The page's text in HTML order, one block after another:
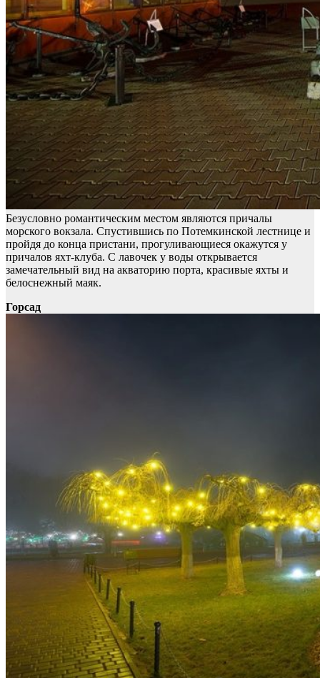
Безусловно романтическим местом являются причалы
морского вокзала. Спустившись по Потемкинской лестнице и
пройдя до конца пристани, прогуливающиеся окажутся у
причалов яхт-клуба. С лавочек у воды открывается
замечательный вид на акваторию порта, красивые яхты и
белоснежный маяк.
Горсад